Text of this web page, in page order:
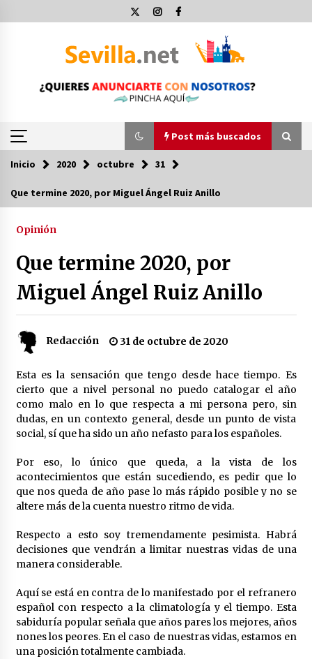
al
Post más buscados
Post más buscados
Por qué el lanzamiento de hachas es tan
divertido (y cada vez más popular)
10 de noviembre de 2022
Plaga de pulgas en el festival Interestelar de
24 de mayo de 2022
Final de la Europa League en Sevilla | Más de
5.500 efectivos se encargarán de la seguridad
del partido
Leyendas del Betis y del Sevilla vuelven al
terreno de juego en un derbi a beneficio de
Down Sevilla
13 de mayo de 2022
La Cartuja Pickman esquiva su liquidación al
no tener que pagar seis millones de euros a la
Seguridad Social
¿Un «insulto» al traje de flamenca?
Semidesnudos, trasparencias y batas de cola
en la Feria de Abril
7 de mayo de 2022
Inicio 2020 octubre 31
Que termine 2020, por Miguel Ángel Ruiz Anillo
Opinión
Que termine 2020, por
Miguel Ángel Ruiz Anillo
Redacción 31 de octubre de 2020
Esta es la sensación que tengo desde hace tiempo. Es
cierto que a nivel personal no puedo catalogar el año
como malo en lo que respecta a mi persona pero, sin
dudas, en un contexto general, desde un punto de vista
social, sí que ha sido un año nefasto para los españoles.
Por eso, lo único que queda, a la vista de los
acontecimientos que están sucediendo, es pedir que lo
que nos queda de año pase lo más rápido posible y no se
altere más de la cuenta nuestro ritmo de vida.
Respecto a esto soy tremendamente pesimista. Habrá
decisiones que vendrán a limitar nuestras vidas de una
manera considerable.
Aquí se está en contra de lo manifestado por el refranero
español con respecto a la climatología y el tiempo. Esta
sabiduría popular señala que años pares los mejores, años
nones los peores. En el caso de nuestras vidas, estamos en
una posición totalmente cambiada.